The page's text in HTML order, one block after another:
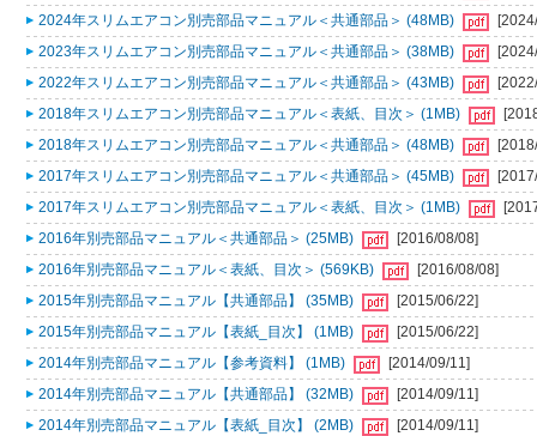
2024年スリムエアコン別売部品マニュアル＜共通部品＞ (48MB)
2023年スリムエアコン別売部品マニュアル＜共通部品＞ (38MB)
2022年スリムエアコン別売部品マニュアル＜共通部品＞ (43MB)
2018年スリムエアコン別売部品マニュアル＜表紙、目次＞ (1MB)
2018年スリムエアコン別売部品マニュアル＜共通部品＞ (48MB)
2017年スリムエアコン別売部品マニュアル＜共通部品＞ (45MB)
2017年スリムエアコン別売部品マニュアル＜表紙、目次＞ (1MB)
2016年別売部品マニュアル＜共通部品＞ (25MB)
[2016/08/08]
2016年別売部品マニュアル＜表紙、目次＞ (569KB)
[2016/08/08]
2015年別売部品マニュアル【共通部品】 (35MB)
[2015/06/22]
2015年別売部品マニュアル【表紙_目次】 (1MB)
[2015/06/22]
2014年別売部品マニュアル【参考資料】 (1MB)
[2014/09/11]
2014年別売部品マニュアル【共通部品】 (32MB)
[2014/09/11]
2014年別売部品マニュアル【表紙_目次】 (2MB)
[2014/09/11]